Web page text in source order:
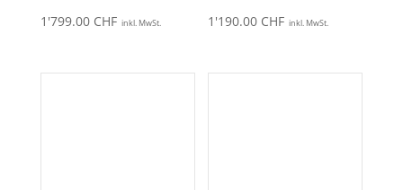
1'799.00 CHF inkl. MwSt. 1'190.00 CHF inkl. MwSt.